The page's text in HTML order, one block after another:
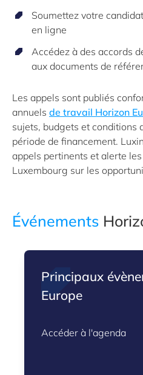
Soumettez votre
en ligne
Accédez à des accords
aux documents de
Les appels sont publiés
annuels de travail Horizon
sujets, budgets et conditions
période de financement.
appels pertinents et alerte
Luxembourg sur les
Événements
Principaux
Europe
Accéder à l'agenda